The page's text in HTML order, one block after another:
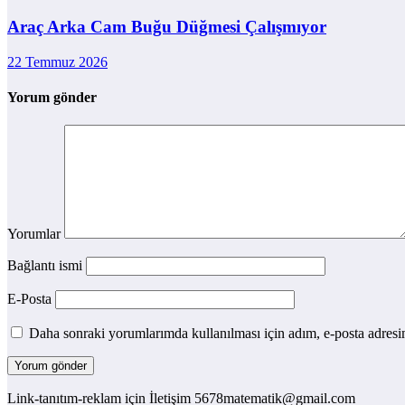
Araç Arka Cam Buğu Düğmesi Çalışmıyor
22 Temmuz 2026
Yorum gönder
Yorumlar
Bağlantı ismi
E-Posta
Daha sonraki yorumlarımda kullanılması için adım, e-posta
Link-tanıtım-reklam için İletişim 5678matematik@gmail.com